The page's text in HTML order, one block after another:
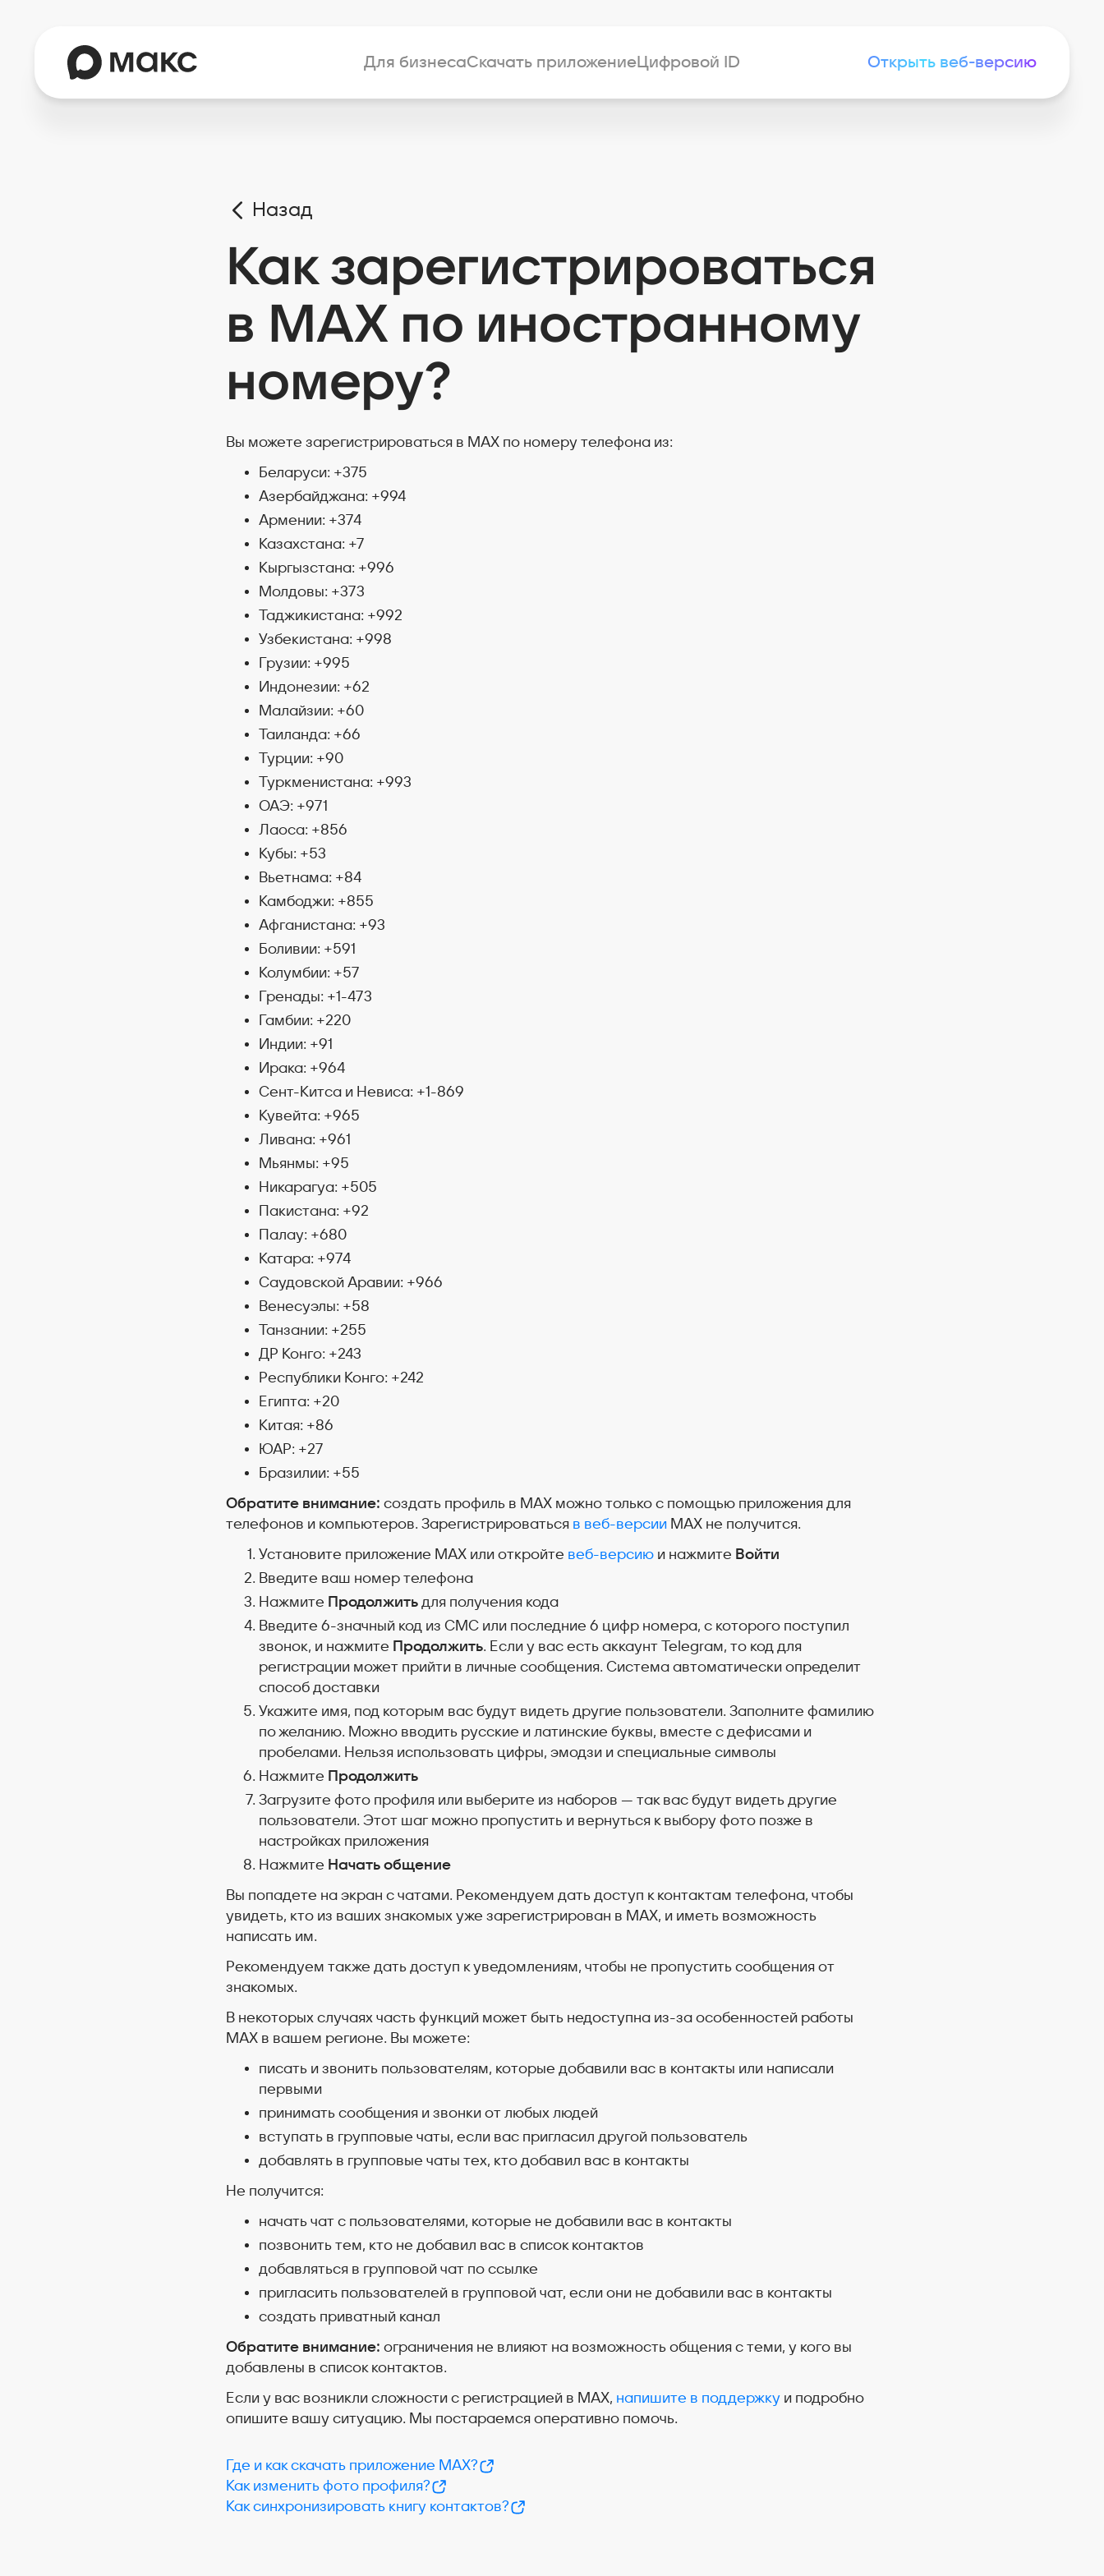
Для бизнесаСкачать приложениеЦифровой ID Открыть веб-версию
Назад
Как зарегистрироваться
в MAX по иностранному
номеру?
Вы можете зарегистрироваться в MAX по номеру телефона из:
Беларуси: +375
Азербайджана: +994
Армении: +374
Казахстана: +7
Кыргызстана: +996
Молдовы: +373
Таджикистана: +992
Узбекистана: +998
Грузии: +995
Индонезии: +62
Малайзии: +60
Таиланда: +66
Турции: +90
Туркменистана: +993
ОАЭ: +971
Лаоса: +856
Кубы: +53
Вьетнама: +84
Камбоджи: +855
Афганистана: +93
Боливии: +591
Колумбии: +57
Гренады: +1-473
Гамбии: +220
Индии: +91
Ирака: +964
Сент-Китса и Невиса: +1-869
Кувейта: +965
Ливана: +961
Мьянмы: +95
Никарагуа: +505
Пакистана: +92
Палау: +680
Катара: +974
Саудовской Аравии: +966
Венесуэлы: +58
Танзании: +255
ДР Конго: +243
Республики Конго: +242
Египта: +20
Китая: +86
ЮАР: +27
Бразилии: +55
Обратите внимание: создать профиль в MAX можно только с помощью приложения для
телефонов и компьютеров. Зарегистрироваться в веб-версии MAX не получится.
Установите приложение MAX или откройте веб-версию и нажмите Войти
Введите ваш номер телефона
Нажмите Продолжить для получения кода
Введите 6-значный код из СМС или последние 6 цифр номера, с которого поступил
звонок, и нажмите Продолжить. Если у вас есть аккаунт Telegram, то код для
регистрации может прийти в личные сообщения. Система автоматически определит
способ доставки
Укажите имя, под которым вас будут видеть другие пользователи. Заполните фамилию
по желанию. Можно вводить русские и латинские буквы, вместе с дефисами и
пробелами. Нельзя использовать цифры, эмодзи и специальные символы
Нажмите Продолжить
Загрузите фото профиля или выберите из наборов — так вас будут видеть другие
пользователи. Этот шаг можно пропустить и вернуться к выбору фото позже в
настройках приложения
Нажмите Начать общение
Вы попадете на экран с чатами. Рекомендуем дать доступ к контактам телефона, чтобы
увидеть, кто из ваших знакомых уже зарегистрирован в MAX, и иметь возможность
написать им.
Рекомендуем также дать доступ к уведомлениям, чтобы не пропустить сообщения от
знакомых.
В некоторых случаях часть функций может быть недоступна из-за особенностей работы
MAX в вашем регионе. Вы можете:
писать и звонить пользователям, которые добавили вас в контакты или написали
первыми
принимать сообщения и звонки от любых людей
вступать в групповые чаты, если вас пригласил другой пользователь
добавлять в групповые чаты тех, кто добавил вас в контакты
Не получится:
начать чат с пользователями, которые не добавили вас в контакты
позвонить тем, кто не добавил вас в список контактов
добавляться в групповой чат по ссылке
пригласить пользователей в групповой чат, если они не добавили вас в контакты
создать приватный канал
Обратите внимание: ограничения не влияют на возможность общения с теми, у кого вы
добавлены в список контактов.
Если у вас возникли сложности с регистрацией в MAX, напишите в поддержку и подробно
опишите вашу ситуацию. Мы постараемся оперативно помочь.
Где и как скачать приложение MAX?
Как изменить фото профиля?
Как синхронизировать книгу контактов?